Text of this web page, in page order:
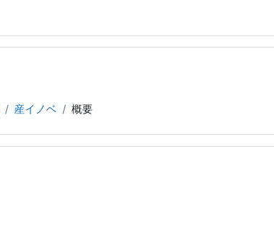
産イノベ 概要